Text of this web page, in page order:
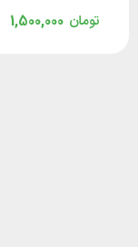
1,500,000 تومان